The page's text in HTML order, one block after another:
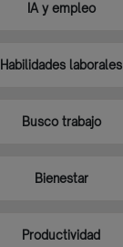
IA y empleo
Habilidades laborales
Busco trabajo
Bienestar
Productividad